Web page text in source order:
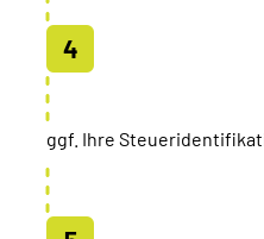
ggf. Ihre